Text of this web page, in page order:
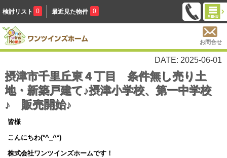
検討リスト 0 最近見た物件 0
お問合せ
DATE: 2025-06-01
摂津市千里丘東４丁目 条件無し売り土
地・新築戸建て♪摂津小学校、第一中学校
♪ 販売開始♪
皆様
こんにちわ(*^_^*)
株式会社ワンツインズホームです！